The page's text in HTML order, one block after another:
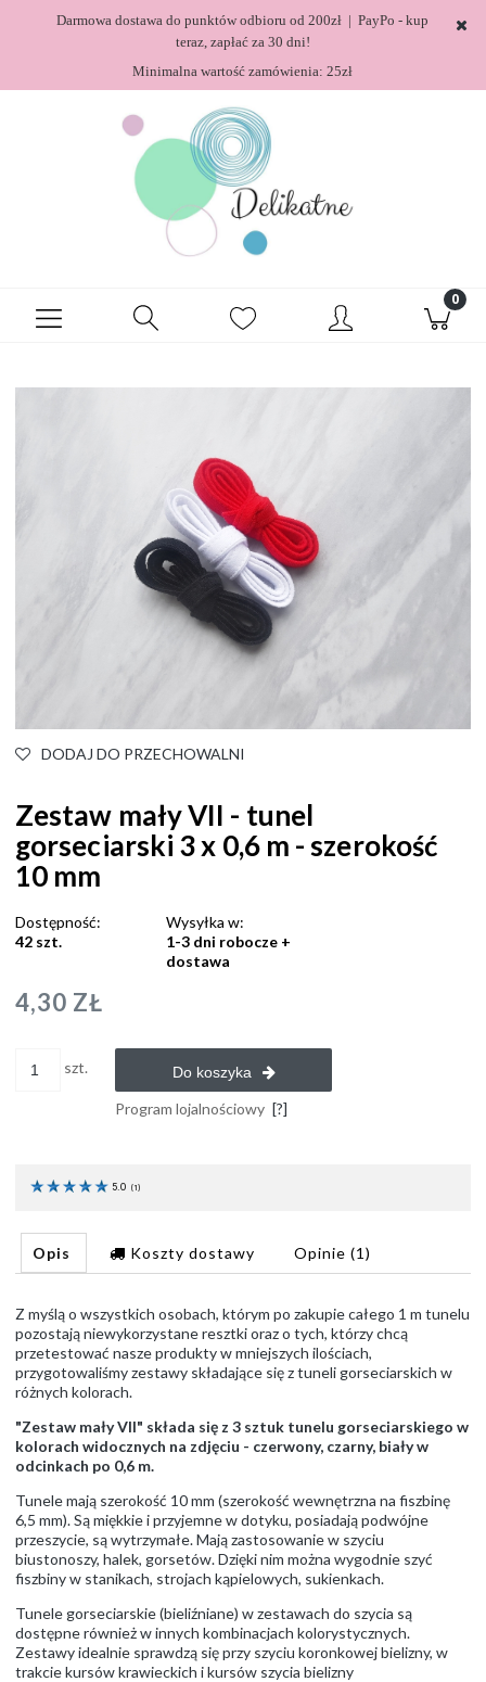
Darmowa dostawa do punktów odbioru od 200zł | PayPo - kup
teraz, zapłać za 30 dni!
Minimalna wartość zamówienia: 25zł
DODAJ DO PRZECHOWALNI
Zestaw mały VII - tunel
gorseciarski 3 x 0,6 m - szerokość
10 mm
Dostępność:
42 szt.
Wysyłka w:
1-3 dni robocze +
dostawa
4,30 ZŁ
szt. Do koszyka
Program lojalnościowy [?]
5.0 (1)
Opis Koszty dostawy Opinie (1)
Z myślą o wszystkich osobach, którym po zakupie całego 1 m tunelu
pozostają niewykorzystane resztki oraz o tych, którzy chcą
przetestować nasze produkty w mniejszych ilościach,
przygotowaliśmy zestawy składające się z tuneli gorseciarskich w
różnych kolorach.
"Zestaw mały VII" składa się z 3 sztuk tunelu gorseciarskiego w
kolorach widocznych na zdjęciu - czerwony, czarny, biały w
odcinkach po 0,6 m.
Tunele mają szerokość 10 mm (szerokość wewnętrzna na fiszbinę
6,5 mm). Są miękkie i przyjemne w dotyku, posiadają podwójne
przeszycie, są wytrzymałe. Mają zastosowanie w szyciu
biustonoszy, halek, gorsetów. Dzięki nim można wygodnie szyć
fiszbiny w stanikach, strojach kąpielowych, sukienkach.
Tunele gorseciarskie (bieliźniane) w zestawach do szycia są
dostępne również w innych kombinacjach kolorystycznych.
Zestawy idealnie sprawdzą się przy szyciu koronkowej bielizny, w
trakcie kursów krawieckich i kursów szycia bielizny